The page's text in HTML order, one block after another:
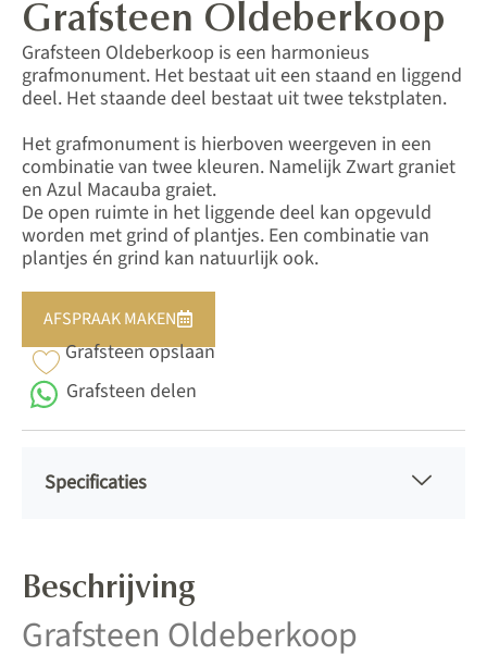
Grafsteen Oldeberkoop
Grafsteen Oldeberkoop is een harmonieus
grafmonument. Het bestaat uit een staand en liggend
deel. Het staande deel bestaat uit twee tekstplaten.
Het grafmonument is hierboven weergeven in een
combinatie van twee kleuren. Namelijk Zwart graniet
en Azul Macauba graiet.
De open ruimte in het liggende deel kan opgevuld
worden met grind of plantjes. Een combinatie van
plantjes én grind kan natuurlijk ook.
AFSPRAAK MAKEN
Grafsteen opslaan
Grafsteen delen
Specificaties
Beschrijving
Grafsteen Oldeberkoop